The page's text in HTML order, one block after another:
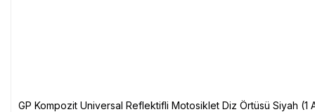
GP Kompozit Universal Reflektifli Motosiklet Diz Örtüsü Siyah